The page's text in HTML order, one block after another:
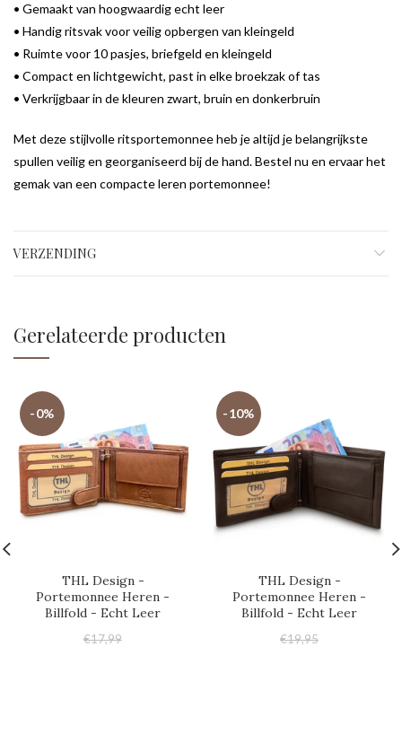
• Gemaakt van hoogwaardig echt leer
• Handig ritsvak voor veilig opbergen van kleingeld
• Ruimte voor 10 pasjes, briefgeld en kleingeld
• Compact en lichtgewicht, past in elke broekzak of tas
• Verkrijgbaar in de kleuren zwart, bruin en donkerbruin
Met deze stijlvolle ritsportemonnee heb je altijd je belangrijkste
spullen veilig en georganiseerd bij de hand. Bestel nu en ervaar het
gemak van een compacte leren portemonnee!
VERZENDING
Gerelateerde producten
-0%
THL Design -
Portemonnee Heren -
Billfold - Echt Leer
€17,99
-10%
THL Design -
Portemonnee Heren -
Billfold - Echt Leer
€19,95